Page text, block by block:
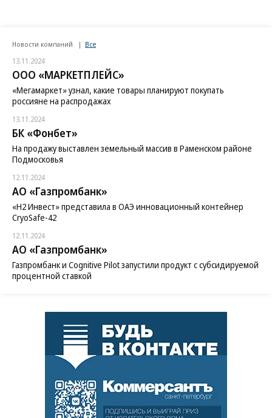
Новости компаний Все
13.11.2024
ООО «МАРКЕТПЛЕЙС»
«Мегамаркет» узнал, какие товары планируют покупать
россияне на распродажах
13.11.2024
БК «Фонбет»
На продажу выставлен земельный массив в Раменском районе
Подмосковья
12.11.2024
АО «Газпромбанк»
«H2 Инвест» представила в ОАЭ инновационный контейнер
CryoSafe-42
12.11.2024
АО «Газпромбанк»
Газпромбанк и Cognitive Pilot запустили продукт с субсидируемой
процентной ставкой